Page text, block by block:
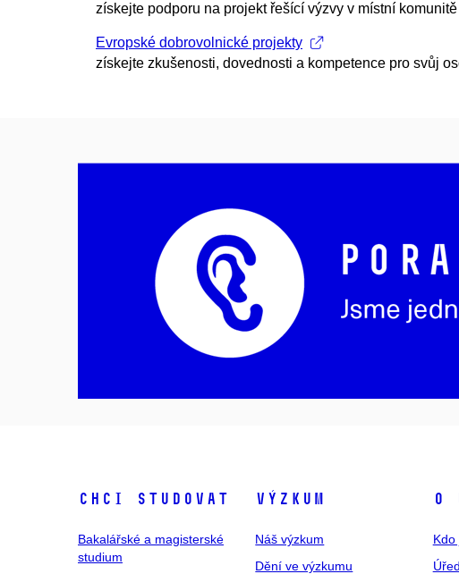
získejte podporu na projekt řešící výzvy v místní komunitě
Evropské dobrovolnické projekty
získejte zkušenosti, dovednosti a kompetence pro svůj
Chci studovat
Bakalářské a magisterské
studium
Výzkum
Náš výzkum
Dění ve výzkumu
O
Kdo